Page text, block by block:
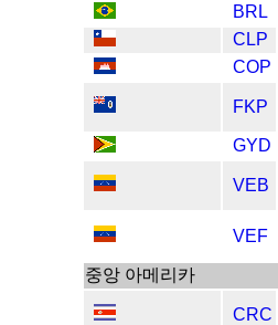
BRL
CLP
COP
FKP
GYD
VEB
VEF
중앙 아메리카
CRC